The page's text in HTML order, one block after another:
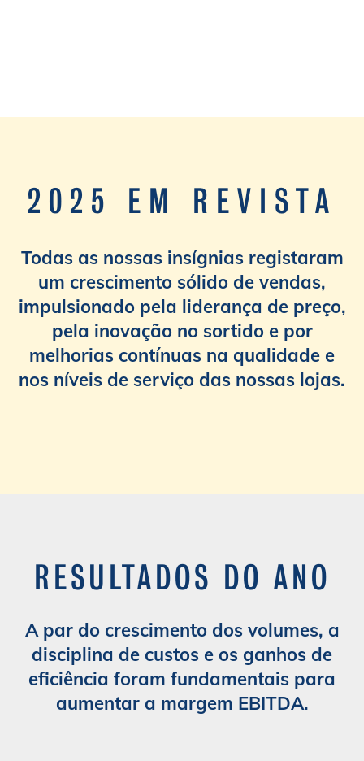
2025 em revista
2025 EM REVISTA
Todas as nossas insígnias registaram
um crescimento sólido de vendas,
impulsionado pela liderança de preço,
pela inovação no sortido e por
melhorias contínuas na qualidade e
nos níveis de serviço das nossas lojas.
Resultados do ano
RESULTADOS DO ANO
A par do crescimento dos volumes, a
disciplina de custos e os ganhos de
eficiência foram fundamentais para
aumentar a margem EBITDA.